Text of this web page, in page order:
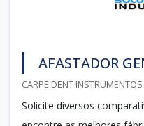
AFASTADOR
CARPE DENT
Solicite diversos